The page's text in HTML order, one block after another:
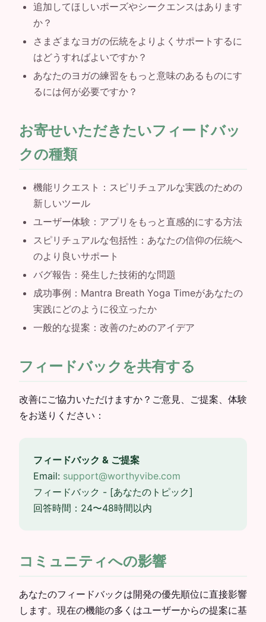
追加してほしいポーズやシークエンスはあります
か？
さまざまなヨガの伝統をよりよくサポートするに
はどうすればよいですか？
あなたのヨガの練習をもっと意味のあるものにす
るには何が必要ですか？
お寄せいただきたいフィードバッ
クの種類
機能リクエスト：スピリチュアルな実践のための
新しいツール
ユーザー体験：アプリをもっと直感的にする方法
スピリチュアルな包括性：あなたの信仰の伝統へ
のより良いサポート
バグ報告：発生した技術的な問題
成功事例：Mantra Breath Yoga Timeがあなたの
実践にどのように役立ったか
一般的な提案：改善のためのアイデア
フィードバックを共有する
改善にご協力いただけますか？ご意見、ご提案、体験
をお送りください：
フィードバック & ご提案
Email: support@worthyvibe.com
フィードバック - [あなたのトピック]
回答時間：24〜48時間以内
コミュニティへの影響
あなたのフィードバックは開発の優先順位に直接影響
します。現在の機能の多くはユーザーからの提案に基